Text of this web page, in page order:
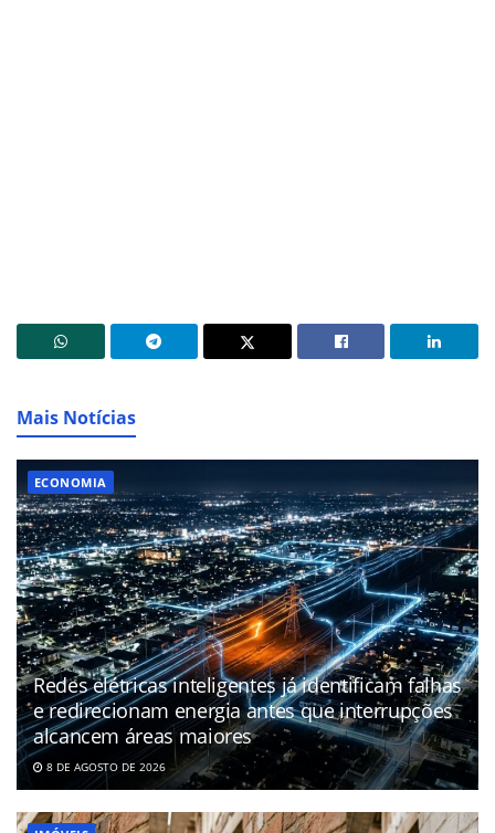
Mais Notícias
ECONOMIA
Redes elétricas inteligentes já identificam falhas
e redirecionam energia antes que interrupções
alcancem áreas maiores
8 DE AGOSTO DE 2026